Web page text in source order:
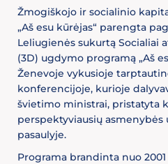
Žmogiškojo ir socialinio
„Aš esu kūrėjas“ parengta
Leliugienės sukurtą Socialiai
(3D) ugdymo programą „Aš
Ženevoje vykusioje
konferencijoje, kurioje
švietimo ministrai, pristatyta
perspektyviausių
pasaulyje.
Programa brandinta nuo